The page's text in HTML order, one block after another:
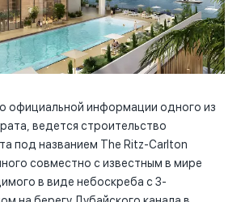
официальной информации одного из
ведется строительство
под названием The Ritz-Carlton
совместно с известным в мире
в виде небоскреба с 3-